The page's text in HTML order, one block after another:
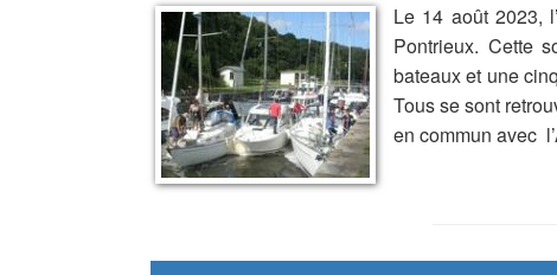
Le 14 août 2023,
Pontrieux. Cette
bateaux et une
Tous se sont
en commun avec